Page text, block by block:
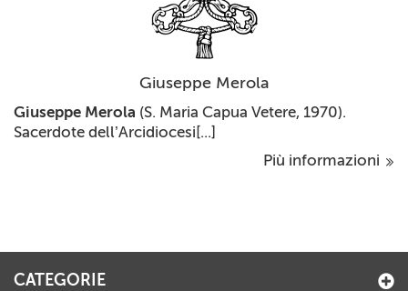
Giuseppe Merola
Giuseppe Merola (S. Maria Capua Vetere, 1970).
Sacerdote dell’Arcidiocesi[...]
Più informazioni
CATEGORIE